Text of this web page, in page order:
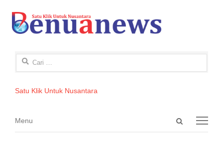
Cari
Satu Klik Untuk Nusantara
Open
Menu
Menu